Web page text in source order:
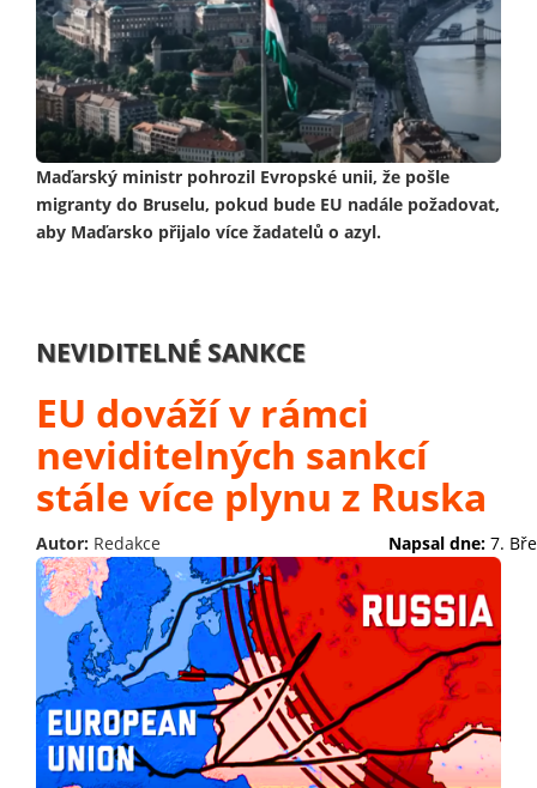
Maďarský ministr pohrozil Evropské unii, že pošle
migranty do Bruselu, pokud bude EU nadále požadovat,
aby Maďarsko přijalo více žadatelů o azyl.
NEVIDITELNÉ SANKCE
EU dováží v rámci
neviditelných sankcí
stále více plynu z Ruska
Autor: Redakce Napsal dne: 7.